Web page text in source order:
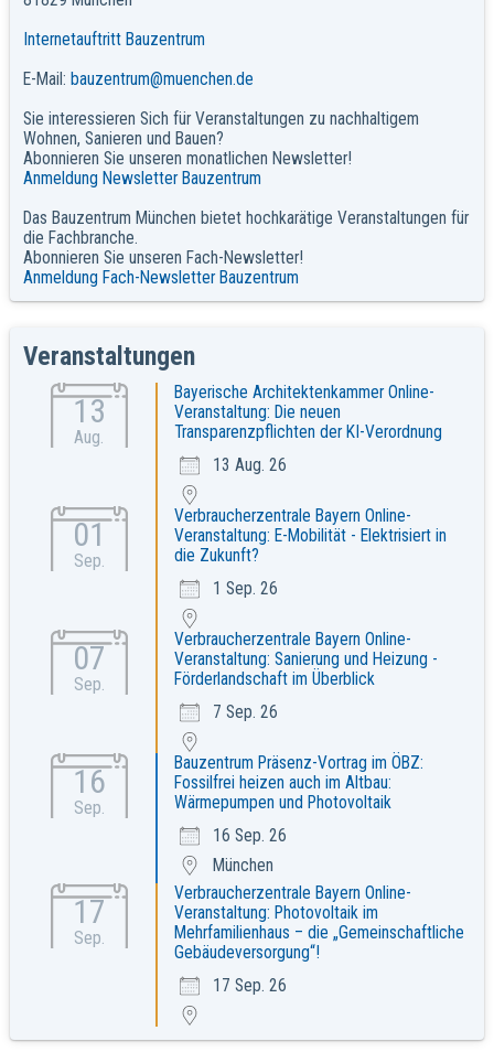
Internetauftritt Bauzentrum
E-Mail: bauzentrum@muenchen.de
Sie interessieren Sich für Veranstaltungen zu nachhaltigem
Wohnen, Sanieren und Bauen?
Abonnieren Sie unseren monatlichen Newsletter!
Anmeldung Newsletter Bauzentrum
Das Bauzentrum München bietet hochkarätige Veranstaltungen für
die Fachbranche.
Abonnieren Sie unseren Fach-Newsletter!
Anmeldung Fach-Newsletter Bauzentrum
Veranstaltungen
13
Aug.
Bayerische Architektenkammer Online-
Veranstaltung: Die neuen
Transparenzpflichten der KI-Verordnung
13 Aug. 26
01
Sep.
Verbraucherzentrale Bayern Online-
Veranstaltung: E-Mobilität - Elektrisiert in
die Zukunft?
1 Sep. 26
07
Sep.
Verbraucherzentrale Bayern Online-
Veranstaltung: Sanierung und Heizung -
Förderlandschaft im Überblick
7 Sep. 26
16
Sep.
Bauzentrum Präsenz-Vortrag im ÖBZ:
Fossilfrei heizen auch im Altbau:
Wärmepumpen und Photovoltaik
16 Sep. 26
München
17
Sep.
Verbraucherzentrale Bayern Online-
Veranstaltung: Photovoltaik im
Mehrfamilienhaus – die „Gemeinschaftliche
Gebäudeversorgung“!
17 Sep. 26